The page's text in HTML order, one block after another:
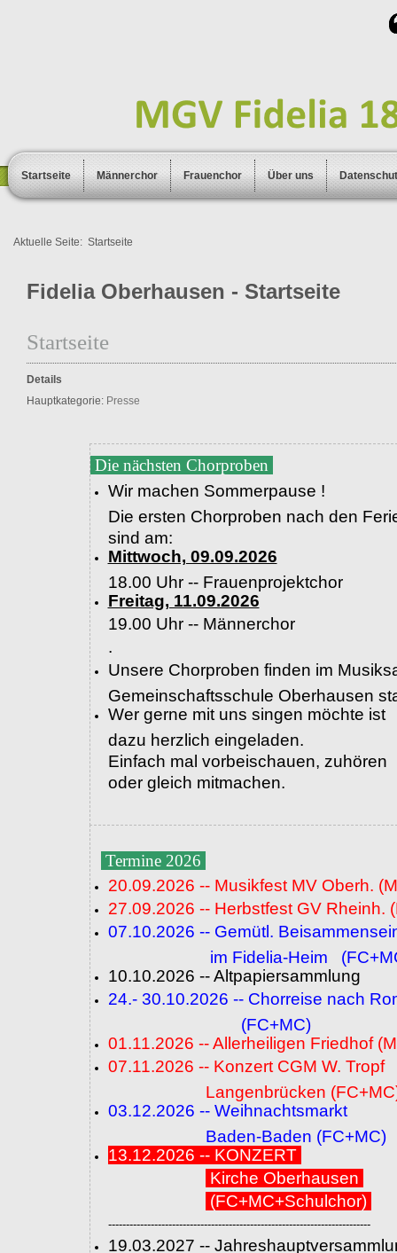
Startseite Männerchor Frauenchor Über uns
Aktuelle Seite: Startseite
Fidelia Oberhausen - Startseite
Startseite
Details
Hauptkategorie: Presse
Die nächsten Chorproben
Wir machen Sommerpause !
Die ersten Chorproben nach den
sind am:
Mittwoch, 09.09.2026
18.00 Uhr -- Frauenprojektchor
Freitag, 11.09.2026
19.00 Uhr -- Männerchor
.
Unsere Chorproben finden im
Gemeinschaftsschule Oberhausen
Wer gerne mit uns singen möchte ist
dazu herzlich eingeladen.
Einfach mal vorbeischauen, zuhören
oder gleich mitmachen.
Termine 2026
20.09.2026 -- Musikfest MV Oberh.
27.09.2026 -- Herbstfest GV Rheinh.
07.10.2026 -- Gemütl.
im Fidelia-Heim
10.10.2026 -- Altpapiersammlung
24.- 30.10.2026 -- Chorreise nach
(FC+MC)
01.11.2026 -- Allerheiligen Friedhof
07.11.2026 -- Konzert CGM W. Tropf
Langenbrücken
03.12.2026 -- Weihnachtsmarkt
Baden-Baden (FC+MC)
13.12.2026 -- KONZERT
Kirche Oberhausen
(FC+MC+Schulchor)
--------------------------------------------------------------------------
19.03.2027 --